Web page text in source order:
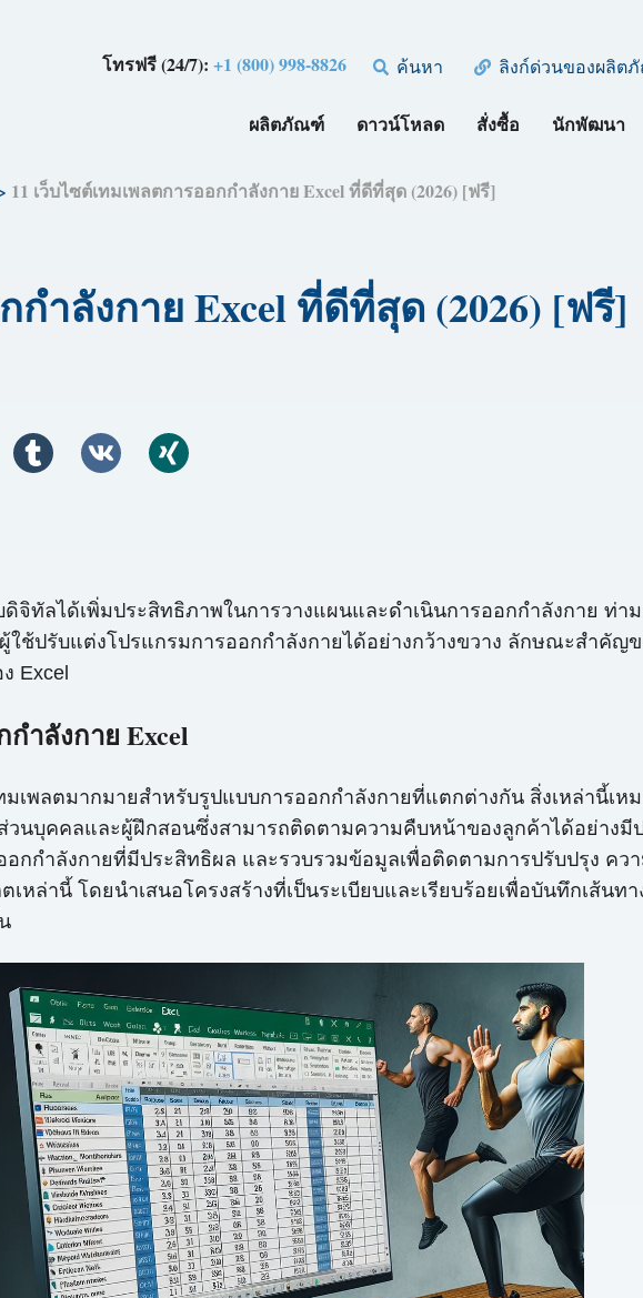
โทรฟรี (24/7):+1 (800) 998-8826 ค้นหา ลิงก์ด่วนของผลิต
ผลิตภัณฑ์ ดาวน์โหลด สั่งซื้อ นักพัฒนา
11 เว็บไซต์เทมเพลตการออกกำลังกาย Excel ที่ดีที่สุด (2026) [ฟรี]
กำลังกาย Excel ที่ดีที่สุด (2026) [ฟรี]
จิทัลได้เพิ่มประสิทธิภาพในการวางแผนและดำเนินการออกกำลังกาย ท่า
ใช้ปรับแต่งโปรแกรมการออกกำลังกายได้อย่างกว้างขวาง ลักษณะสำคัญ
Excel
ำลังกาย Excel
เพลตมากมายสำหรับรูปแบบการออกกำลังกายที่แตกต่างกัน สิ่งเหล่านี้เห
นบุคคลและผู้ฝึกสอนซึ่งสามารถติดตามความคืบหน้าของลูกค้าได้อย่างมี
กกำลังกายที่มีประสิทธิผล และรวบรวมข้อมูลเพื่อติดตามการปรับปรุง คว
เหล่านี้ โดยนำเสนอโครงสร้างที่เป็นระเบียบและเรียบร้อยเพื่อบันทึกเส้น